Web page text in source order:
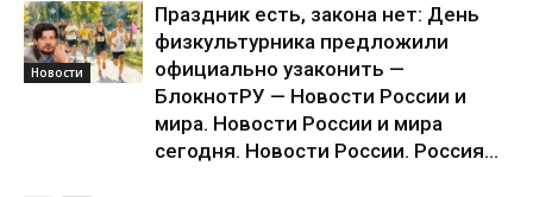
Новости
Праздник есть, закона нет: День
физкультурника предложили
официально узаконить —
БлокнотРУ — Новости России и
мира. Новости России и мира
сегодня. Новости России. Россия...